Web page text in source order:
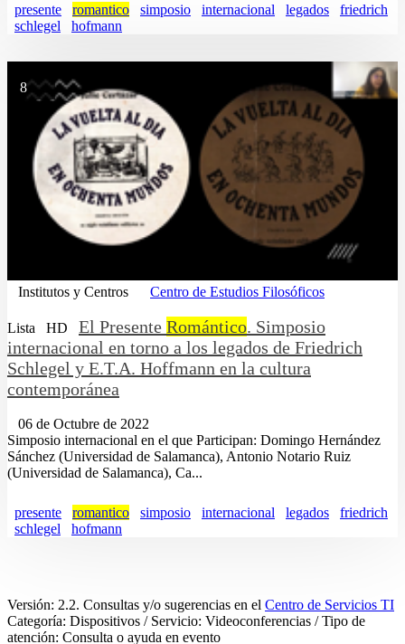
presente romantico simposio internacional legados
friedrich
schlegel
hofmann
8
Institutos y Centros Centro de Estudios Filosóficos
Lista HD El Presente Romántico. Simposio
internacional en torno a los legados de Friedrich
Schlegel y E.T.A. Hoffmann en la cultura
contemporánea
06 de Octubre de 2022
Simposio internacional en el que Participan: Domingo Hernández
Sánchez (Universidad de Salamanca), Antonio Notario Ruiz
(Universidad de Salamanca), Ca...
presente romantico simposio internacional legados
friedrich
schlegel
hofmann
Versión: 2.2. Consultas y/o sugerencias en el Centro de Servicios TI
Categoría: Dispositivos / Servicio: Videoconferencias / Tipo de
atención: Consulta o ayuda en evento